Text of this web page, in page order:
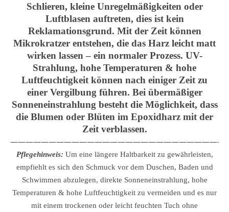
Schlieren, kleine Unregelmäßigkeiten oder
Luftblasen auftreten, dies ist kein
Reklamationsgrund. Mit der Zeit können
Mikrokratzer entstehen, die das Harz leicht matt
wirken lassen – ein normaler Prozess. UV-
Strahlung, hohe Temperaturen & hohe
Luftfeuchtigkeit können nach einiger Zeit zu
einer Vergilbung führen. Bei übermäßiger
Sonneneinstrahlung besteht die Möglichkeit, dass
die Blumen oder Blüten im Epoxidharz mit der
Zeit verblassen.
Pflegehinweis: Um eine längere Haltbarkeit zu gewährleisten,
empfiehlt es sich den Schmuck vor dem Duschen, Baden und
Schwimmen abzulegen, direkte Sonneneinstrahlung, hohe
Temperaturen & hohe Luftfeuchtigkeit zu vermeiden und es nur
mit einem trockenen oder leicht feuchten Tuch ohne